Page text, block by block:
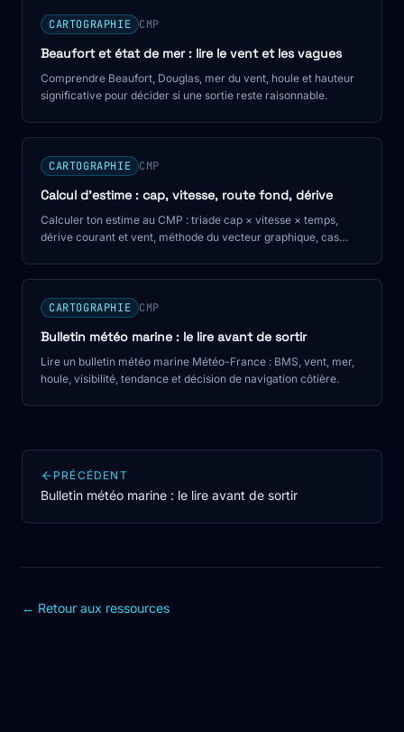
CARTOGRAPHIE CMP
Beaufort et état de mer : lire le vent et les vagues
Comprendre Beaufort, Douglas, mer du vent, houle et hauteur
significative pour décider si une sortie reste raisonnable.
CARTOGRAPHIE CMP
Calcul d'estime : cap, vitesse, route fond, dérive
Calculer ton estime au CMP : triade cap × vitesse × temps,
dérive courant et vent, méthode du vecteur graphique, cas
CARTOGRAPHIE CMP
Bulletin météo marine : le lire avant de sortir
Lire un bulletin météo marine Météo-France : BMS, vent, mer,
houle, visibilité, tendance et décision de navigation côtière.
PRÉCÉDENT
Bulletin météo marine : le lire avant de sortir
← Retour aux ressources